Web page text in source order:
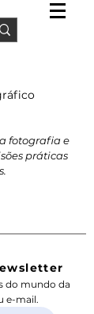
fotografia e
práticas
do mundo da
e-mail.